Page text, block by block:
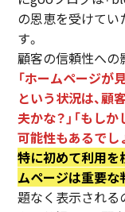
の恩恵を受けてい
す。
顧客の信頼性への
「ホームページが
という状況は、顧
夫かな？」「もし
可能性もあるでし
特に初めて利用を
ムページは重要な
題なく表示される